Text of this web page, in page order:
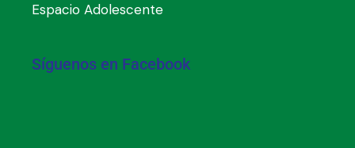
Espacio Adolescente
Síguenos en Facebook